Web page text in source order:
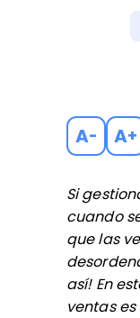
A- A+
Si
cuando
que las
así! En
ventas